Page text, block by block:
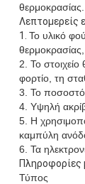
θερμοκρασίας.
Λεπτομερείς
1. Το υλικό
2. Το
φορτίο, τη
3. Το ποσοστό
4. Υψηλή
5. Η
καμπύλη
6. Τα
Πληροφορίες
Τύπος